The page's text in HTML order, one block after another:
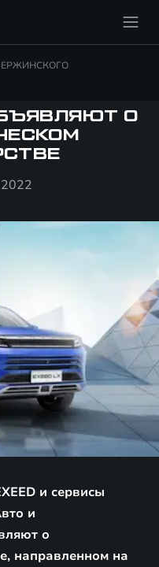
О
и сервисы
и
о
направленном на